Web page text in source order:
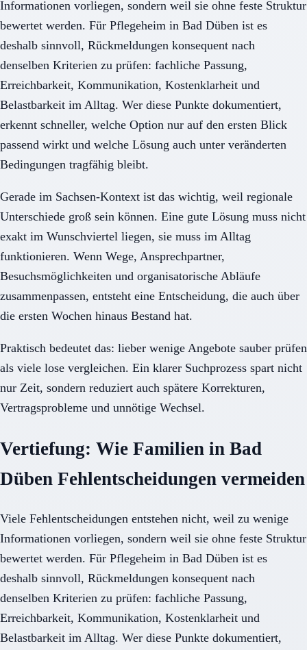
Informationen vorliegen, sondern weil sie ohne feste Struktur
bewertet werden. Für Pflegeheim in Bad Düben ist es
deshalb sinnvoll, Rückmeldungen konsequent nach
denselben Kriterien zu prüfen: fachliche Passung,
Erreichbarkeit, Kommunikation, Kostenklarheit und
Belastbarkeit im Alltag. Wer diese Punkte dokumentiert,
erkennt schneller, welche Option nur auf den ersten Blick
passend wirkt und welche Lösung auch unter veränderten
Bedingungen tragfähig bleibt.
Gerade im Sachsen-Kontext ist das wichtig, weil regionale
Unterschiede groß sein können. Eine gute Lösung muss nicht
exakt im Wunschviertel liegen, sie muss im Alltag
funktionieren. Wenn Wege, Ansprechpartner,
Besuchsmöglichkeiten und organisatorische Abläufe
zusammenpassen, entsteht eine Entscheidung, die auch über
die ersten Wochen hinaus Bestand hat.
Praktisch bedeutet das: lieber wenige Angebote sauber prüfen
als viele lose vergleichen. Ein klarer Suchprozess spart nicht
nur Zeit, sondern reduziert auch spätere Korrekturen,
Vertragsprobleme und unnötige Wechsel.
Vertiefung: Wie Familien in Bad
Düben Fehlentscheidungen vermeiden
Viele Fehlentscheidungen entstehen nicht, weil zu wenige
Informationen vorliegen, sondern weil sie ohne feste Struktur
bewertet werden. Für Pflegeheim in Bad Düben ist es
deshalb sinnvoll, Rückmeldungen konsequent nach
denselben Kriterien zu prüfen: fachliche Passung,
Erreichbarkeit, Kommunikation, Kostenklarheit und
Belastbarkeit im Alltag. Wer diese Punkte dokumentiert,